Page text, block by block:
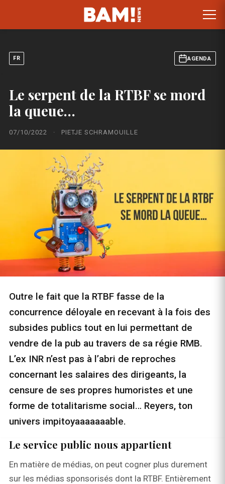
FR AGENDA
Le serpent de la RTBF se mord
la queue…
07/10/2022 · PIETJE SCHRAMOUILLE
Outre le fait que la RTBF fasse de la
concurrence déloyale en recevant à la fois des
subsides publics tout en lui permettant de
vendre de la pub au travers de sa régie RMB.
L’ex INR n’est pas à l’abri de reproches
concernant les salaires des dirigeants, la
censure de ses propres humoristes et une
forme de totalitarisme social… Reyers, ton
univers impitoyaaaaaaable.
Le service public nous appartient
En matière de médias, on peut cogner plus durement
sur les médias sponsorisés dont la RTBF. Entièrement